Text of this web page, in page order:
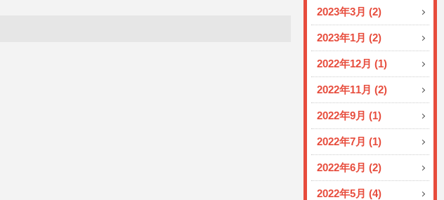
2023年3月 (2)
2023年1月 (2)
2022年12月 (1)
2022年11月 (2)
2022年9月 (1)
2022年7月 (1)
2022年6月 (2)
2022年5月 (4)